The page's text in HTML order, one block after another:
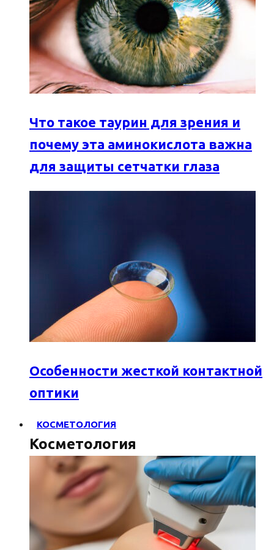
Что такое таурин для зрения и
почему эта аминокислота важна
для защиты сетчатки глаза
Особенности жесткой контактной
оптики
КОСМЕТОЛОГИЯ
Косметология